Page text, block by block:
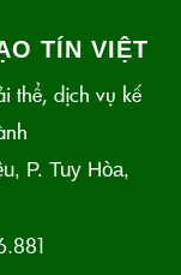
TÍN VIỆT
thể, dịch vụ kế
P. Tuy Hòa,